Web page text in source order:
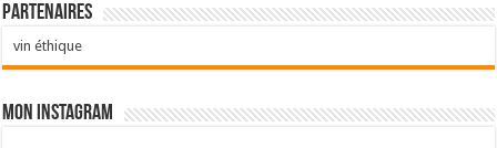
Partenaires
vin éthique
Mon Instagram